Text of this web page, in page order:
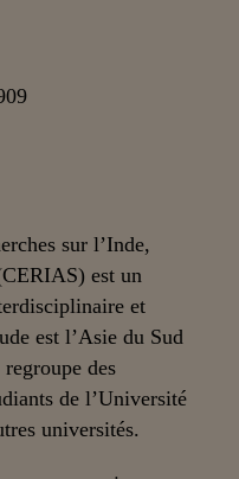
sur l’Inde,
est un
et
est l’Asie du Sud
des
de l’Université
universités.